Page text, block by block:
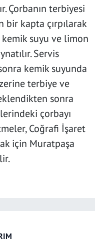
Çorbanın terbiyesi
bir kapta çırpılarak
kemik suyu ve limon
Servis
kemik suyunda
terbiye ve
sonra
çorbayı
Coğrafi İşaret
için Muratpaşa